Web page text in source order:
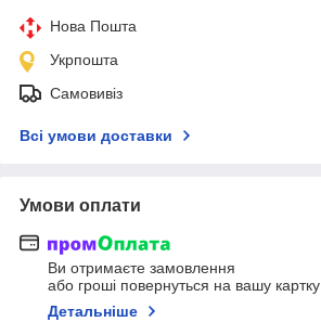
Нова Пошта
Укрпошта
Самовивіз
Всі умови доставки
Умови оплати
Ви отримаєте замовлення
або гроші повернуться на вашу картку
Детальніше